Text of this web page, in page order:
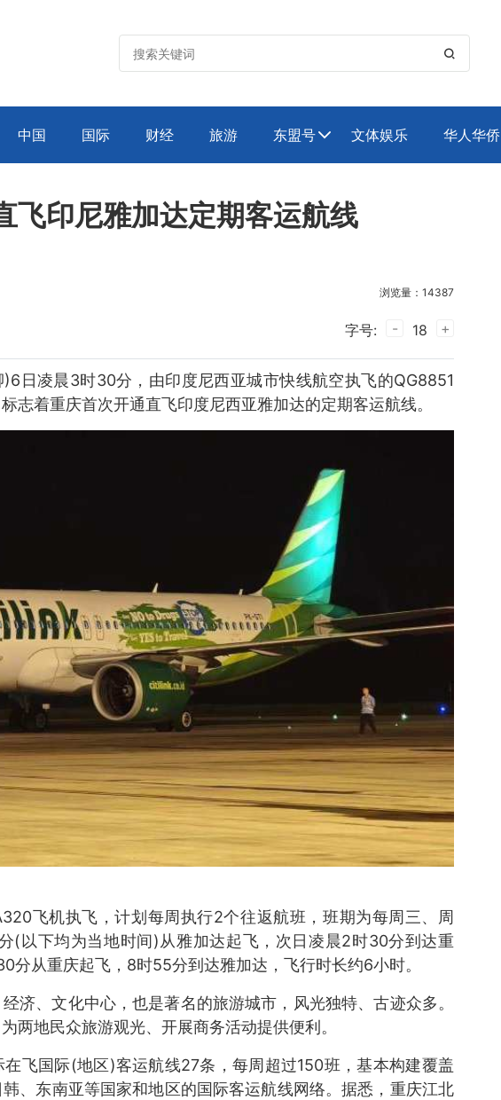

中国 国际 财经 旅游 东盟号 文体娱乐 华人华侨
飞印尼雅加达定期客运航线
浏览量：14387
字号: - 18 +
日凌晨3时30分，由印度尼西亚城市快线航空执飞的QG8851
志着重庆首次开通直飞印度尼西亚雅加达的定期客运航线。
飞机执飞，计划每周执行2个往返航班，班期为每周三、周
(以下均为当地时间)从雅加达起飞，次日凌晨2时30分到达重
分从重庆起飞，8时55分到达雅加达，飞行时长约6小时。
济、文化中心，也是著名的旅游城市，风光独特、古迹众多。
两地民众旅游观光、开展商务活动提供便利。
飞国际(地区)客运航线27条，每周超过150班，基本构建覆盖
、东南亚等国家和地区的国际客运航线网络。据悉，重庆江北